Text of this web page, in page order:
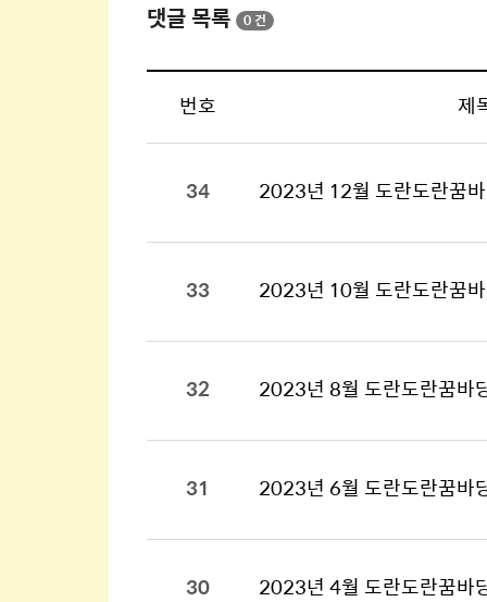
댓글 목록 0 건
번호 제
34 2023년 12월 도란도란꿈
33 2023년 10월 도란도란꿈
32 2023년 8월 도란도란꿈바
31 2023년 6월 도란도란꿈바
30 2023년 4월 도란도란꿈바